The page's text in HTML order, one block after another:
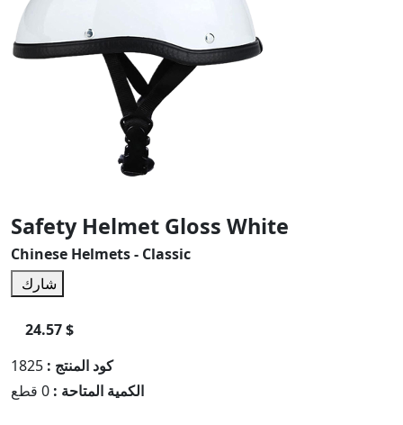
Safety Helmet Gloss White
Chinese Helmets - Classic
شارك
24.57 $
كود المنتج :
الكمية المتاحة : 0 قطع